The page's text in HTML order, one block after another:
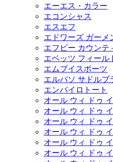
エーエス・カラー
エコンシャス
エスエフ
エドワーズ ガーメ
エフビー カウンテ
エベッツ フィール
エムブイスポーツ
エルパソ サドルブ
エンバイロトート
オール ウィ ドゥ
オール ウィ ドゥ
オール ウィ ドゥ
オール ウィ ドゥ
オール ウィ ドゥ
オール ウィ ドゥ